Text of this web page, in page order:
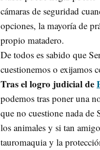
cámaras de seguridad
opciones, la mayoría de
propio matadero.
De todos es sabido que
cuestionemos o exijamos
Tras el logro judicial de
podemos tras poner una
que no cuestione nada de
los animales y si tan
tauromaquia y la